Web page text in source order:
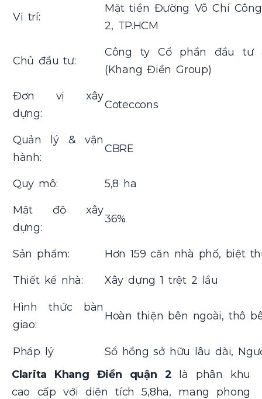
Vị trí:
Mặt tiền Đường Võ Chí
2, TP.HCM
Chủ đầu tư:
Công ty Cổ phần đầu tư
(Khang Điền Group)
Đơn vị xây
dựng:
Coteccons
Quản lý & vận
hành:
CBRE
Quy mô: 5,8 ha
Mật độ xây
dựng:
36%
Sản phẩm: Hơn 159 căn nhà phố, biệt
Thiết kế nhà: Xây dựng 1 trệt 2 lầu
Hình thức bàn
giao:
Hoàn thiện bên ngoài, thô
Pháp lý
Sổ hồng sở hữu lâu dài,
Clarita Khang Điền quận 2 là phân khu
cao cấp với diện tích 5,8ha, mang phong